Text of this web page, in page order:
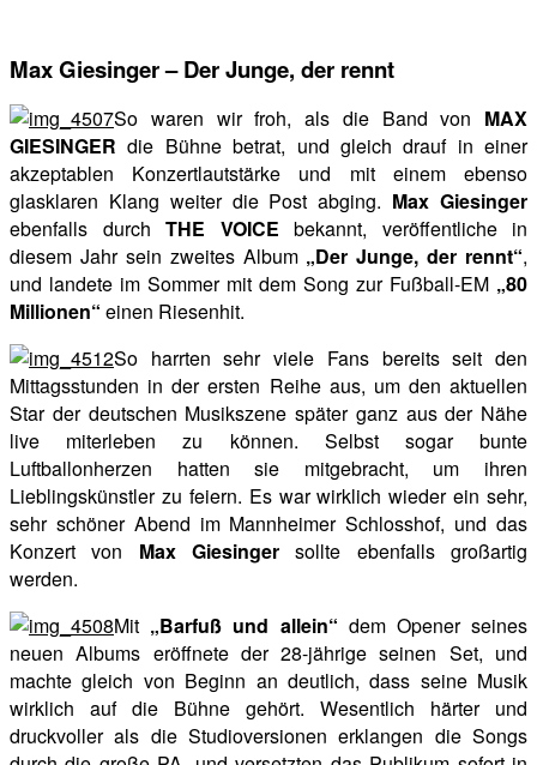
Max Giesinger – Der Junge, der rennt
So waren wir froh, als die Band von MAX
GIESINGER die Bühne betrat, und gleich drauf in einer
akzeptablen Konzertlautstärke und mit einem ebenso
glasklaren Klang weiter die Post abging. Max Giesinger
ebenfalls durch THE VOICE bekannt, veröffentliche in
diesem Jahr sein zweites Album „Der Junge, der rennt“,
und landete im Sommer mit dem Song zur Fußball-EM „80
Millionen“ einen Riesenhit.
So harrten sehr viele Fans bereits seit den
Mittagsstunden in der ersten Reihe aus, um den aktuellen
Star der deutschen Musikszene später ganz aus der Nähe
live miterleben zu können. Selbst sogar bunte
Luftballonherzen hatten sie mitgebracht, um ihren
Lieblingskünstler zu feiern. Es war wirklich wieder ein sehr,
sehr schöner Abend im Mannheimer Schlosshof, und das
Konzert von Max Giesinger sollte ebenfalls großartig
werden.
Mit „Barfuß und allein“ dem Opener seines
neuen Albums eröffnete der 28-jährige seinen Set, und
machte gleich von Beginn an deutlich, dass seine Musik
wirklich auf die Bühne gehört. Wesentlich härter und
druckvoller als die Studioversionen erklangen die Songs